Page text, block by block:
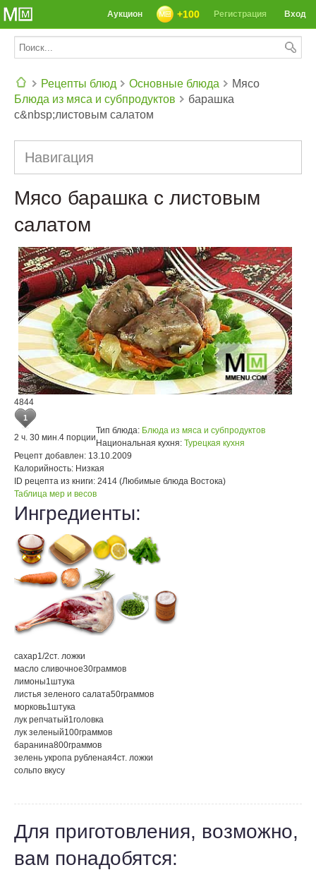
СЕГОДНЯ: 39142 РЕЦЕПТА
Вход
Регистрация
+100
Аукцион
Рецепты блюд
Основные блюда
Блюда из мяса и субпродуктов
Мясо
барашка
с&nbsp;листовым салатом
Навигация
Мясо барашка с листовым
салатом
4844
1
2 ч. 30 мин.4 порции
Тип блюда: Блюда из мяса и субпродуктов
Национальная кухня: Турецкая кухня
Рецепт добавлен: 13.10.2009
Калорийность: Низкая
ID рецепта из книги: 2414 (Любимые блюда Востока)
Таблица мер и весов
Ингредиенты:
сахар1/2ст. ложки
масло сливочное30граммов
лимоны1штука
листья зеленого салата50граммов
морковь1штука
лук репчатый1головка
лук зеленый100граммов
баранина800граммов
зелень укропа рубленая4ст. ложки
сольпо вкусу
Для приготовления, возможно,
вам понадобятся: